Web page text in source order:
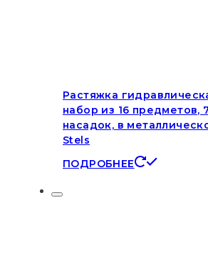
Растяжка
набор из 16 предметов,
насадок, в
Stels
ПОДРОБНЕЕ